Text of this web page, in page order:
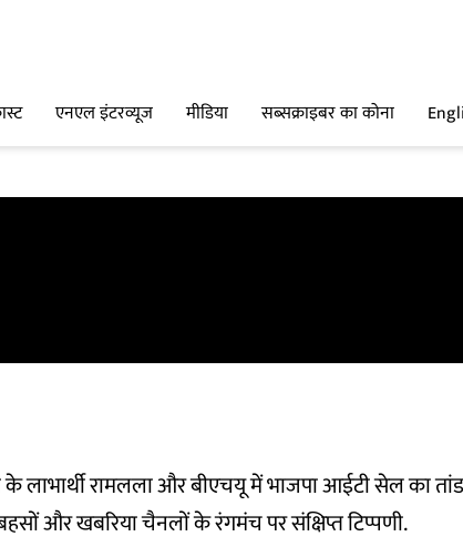
एनएल इंटरव्यूज मीडिया सब्सक्राइबर का कोना
लाभार्थी रामलला और बीएचयू में भाजपा आईटी सेल का
और खबरिया चैनलों के रंगमंच पर संक्षिप्त टिप्पणी.